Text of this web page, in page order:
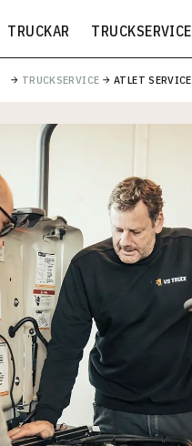
TRUCKAR TRUCKSERVICE
TRUCKSERVICE ATLET SERVICE